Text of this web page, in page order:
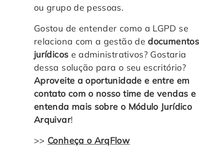
ou grupo de pessoas.
Gostou de entender como a LGPD se
relaciona com a gestão de documentos
jurídicos e administrativos? Gostaria
dessa solução para o seu escritório?
Aproveite a oportunidade e entre em
contato com o nosso time de vendas e
entenda mais sobre o Módulo Jurídico
Arquivar!
>> Conheça o ArqFlow